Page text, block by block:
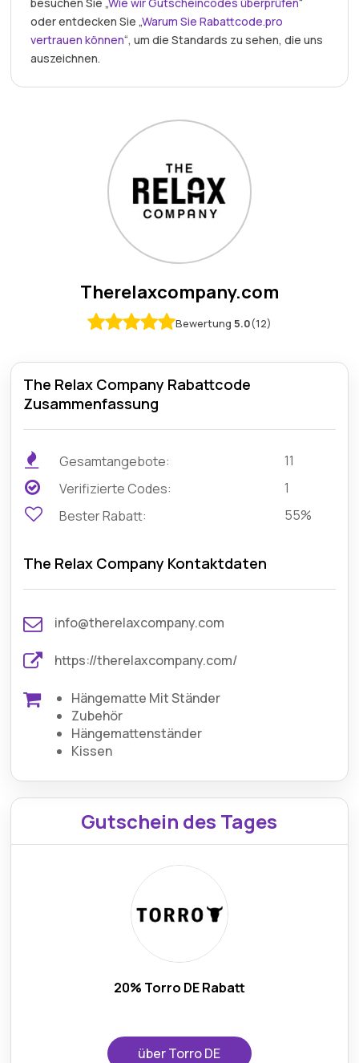
oder entdecken Sie „Warum Sie Rabattcode.pro
vertrauen können“, um die Standards zu sehen, die uns
auszeichnen.
Therelaxcompany.com
Bewertung 5.0(12)
The Relax Company Rabattcode
Zusammenfassung
Gesamtangebote:
11
Verifizierte Codes:
1
Bester Rabatt:
55%
The Relax Company Kontaktdaten
info@therelaxcompany.com
https://therelaxcompany.com/
Hängematte Mit Ständer
Zubehör
Hängemattenständer
Kissen
Gutschein des Tages
20% Torro DE Rabatt
über Torro DE